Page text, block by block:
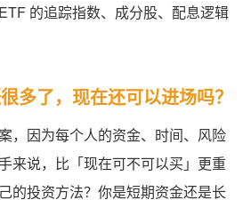
的追踪指数、成分股、配息逻辑
多了，现在还可以进场吗？
，因为每个人的资金、时间、风险
来说，比「现在可不可以买」更重
的投资方法？你是短期资金还是长